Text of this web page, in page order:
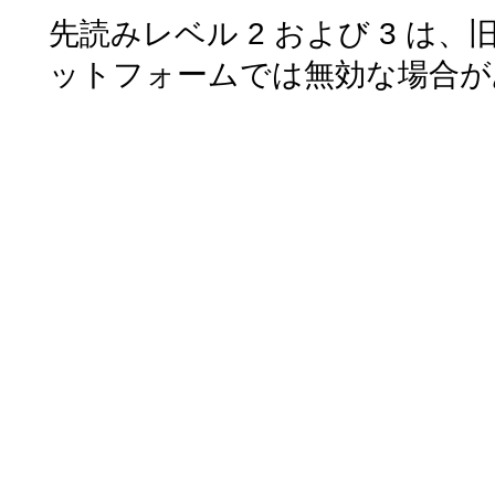
先読みレベル 2 および 3 は、
ットフォームでは無効な場合